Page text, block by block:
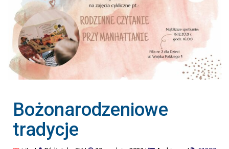
Bożonarodzeniowe
tradycje